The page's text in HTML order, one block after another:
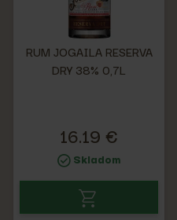
RUM JOGAILA RESERVA
DRY 38% 0,7L
16.19 €
Skladom